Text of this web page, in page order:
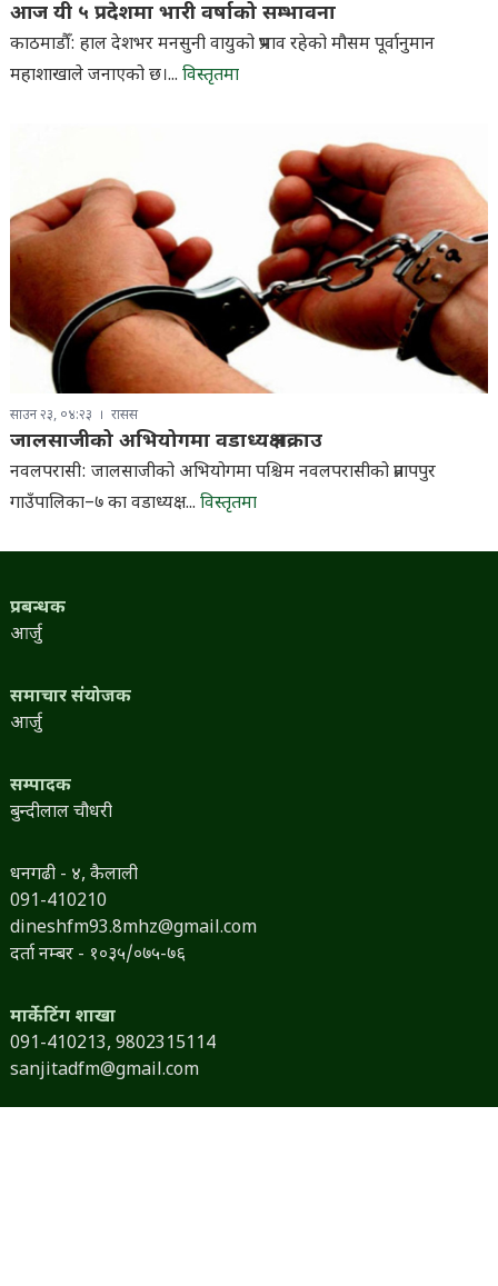
आज यी ५ प्रदेशमा भारी वर्षाको सम्भावना
काठमाडौँ: हाल देशभर मनसुनी वायुको प्रभाव रहेको मौसम पूर्वानुमान
महाशाखाले जनाएको छ।... विस्तृतमा
साउन २३, ०४:२३ रासस
जालसाजीको अभियोगमा वडाध्यक्ष पक्राउ
नवलपरासी: जालसाजीको अभियोगमा पश्चिम नवलपरासीको प्रतापपुर
गाउँपालिका–७ का वडाध्यक्ष... विस्तृतमा
प्रबन्धक
आर्जु
समाचार संयोजक
आर्जु
सम्पादक
बुन्दीलाल चौधरी
धनगढी - ४, कैलाली
091-410210
dineshfm93.8mhz@gmail.com
दर्ता नम्बर - १०३५/०७५-७६
मार्केटिंग शाखा
091-410213, 9802315114
sanjitadfm@gmail.com